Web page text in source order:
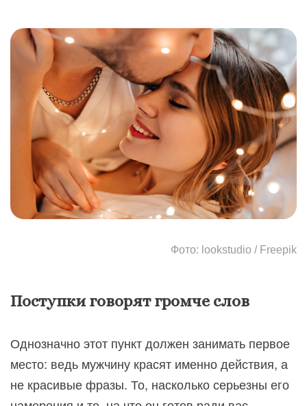
Фото: lookstudio / Freepik
Поступки говорят громче слов
Однозначно этот пункт должен занимать первое
место: ведь мужчину красят именно действия, а
не красивые фразы. То, насколько серьезны его